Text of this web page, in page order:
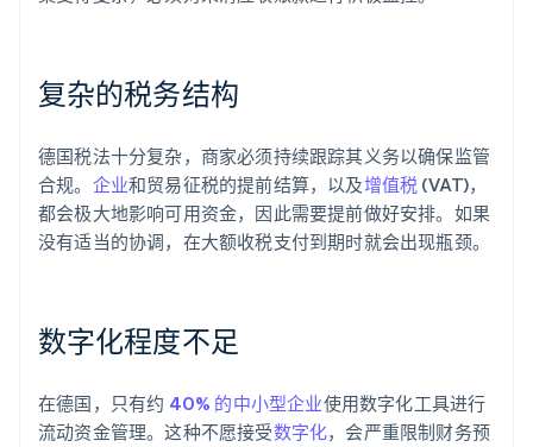
复杂的税务结构
德国税法十分复杂，商家必须持续跟踪其义务以确保监管
合规。 企业和贸易征税的提前结算，以及增值税 (VAT)，
都会极大地影响可用资金，因此需要提前做好安排。如果
没有适当的协调，在大额收税支付到期时就会出现瓶颈。
数字化程度不足
在德国，只有约 40% 的中小型企业使用数字化工具进行
流动资金管理。这种不愿接受数字化，会严重限制财务预